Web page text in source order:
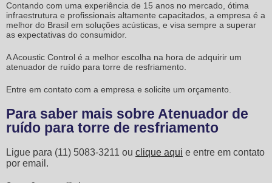
Contando com uma experiência de 15 anos no mercado, ótima
infraestrutura e profissionais altamente capacitados, a empresa é a
melhor do Brasil em soluções acústicas, e visa sempre a superar
as expectativas do consumidor.
A Acoustic Control é a melhor escolha na hora de adquirir um
atenuador de ruído para torre de resfriamento
Entre em contato com a empresa e solicite um orçamento.
Para saber mais sobre Atenuador de
ruído para torre de resfriamento
Ligue para (11) 5083-3211 ou clique aqui e entre em contato
por email.